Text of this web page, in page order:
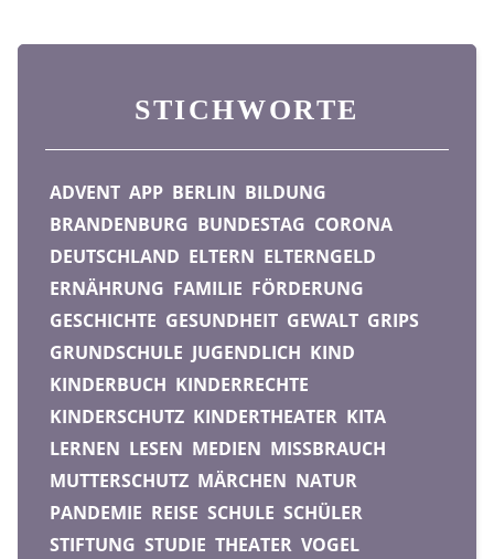
STICHWORTE
ADVENT APP BERLIN BILDUNG
BRANDENBURG BUNDESTAG CORONA
DEUTSCHLAND ELTERN ELTERNGELD
ERNÄHRUNG FAMILIE FÖRDERUNG
GESCHICHTE GESUNDHEIT GEWALT GRIPS
GRUNDSCHULE JUGENDLICH KIND
KINDERBUCH KINDERRECHTE
KINDERSCHUTZ KINDERTHEATER KITA
LERNEN LESEN MEDIEN MISSBRAUCH
MUTTERSCHUTZ MÄRCHEN NATUR
PANDEMIE REISE SCHULE SCHÜLER
STIFTUNG STUDIE THEATER VOGEL